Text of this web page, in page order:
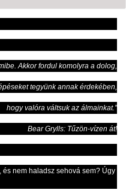
Akkor fordul komolyra a dolog,
tegyünk annak érdekében,
hogy valóra váltsuk az álmainkat.”
Bear Grylls: Tűzön-vízen át!
nem haladsz sehová sem? Úgy